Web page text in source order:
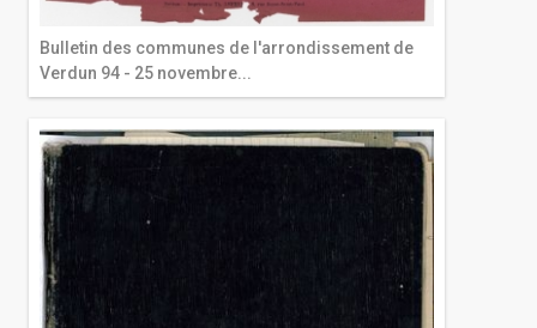
Bulletin des communes de l'arrondissement de
Verdun 94 - 25 novembre...